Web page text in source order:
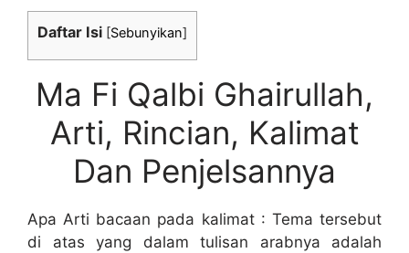
Daftar Isi [Sebunyikan]
Ma Fi Qalbi Ghairullah,
Arti, Rincian, Kalimat
Dan Penjelsannya
Apa Arti bacaan pada kalimat : Tema tersebut
di atas yang dalam tulisan arabnya adalah